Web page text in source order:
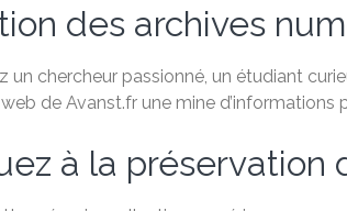
des archives
un chercheur passionné, un étudiant
de Avanst.fr une mine d’informations
à la préservation